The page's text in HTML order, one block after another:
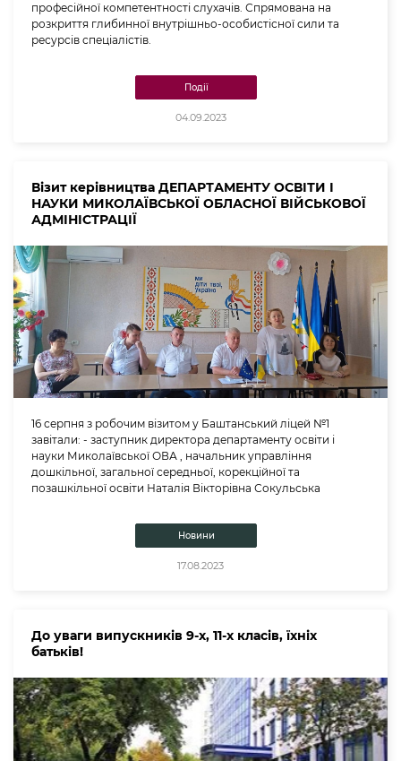
професійної компетентності слухачів. Спрямована на
розкриття глибинної внутрішньо-особистісної сили та
ресурсів спеціалістів.
Події
04.09.2023
Візит керівництва ДЕПАРТАМЕНТУ ОСВІТИ І
НАУКИ МИКОЛАЇВСЬКОЇ ОБЛАСНОЇ ВІЙСЬКОВОЇ
АДМІНІСТРАЦІЇ
16 серпня з робочим візитом у Баштанський ліцей №1
завітали: - заступник директора департаменту освіти і
науки Миколаївської ОВА , начальник управління
дошкільної, загальної середньої, корекційної та
позашкільної освіти Наталія Вікторівна Сокульська
Новини
17.08.2023
До уваги випускників 9-х, 11-х класів, їхніх
батьків!